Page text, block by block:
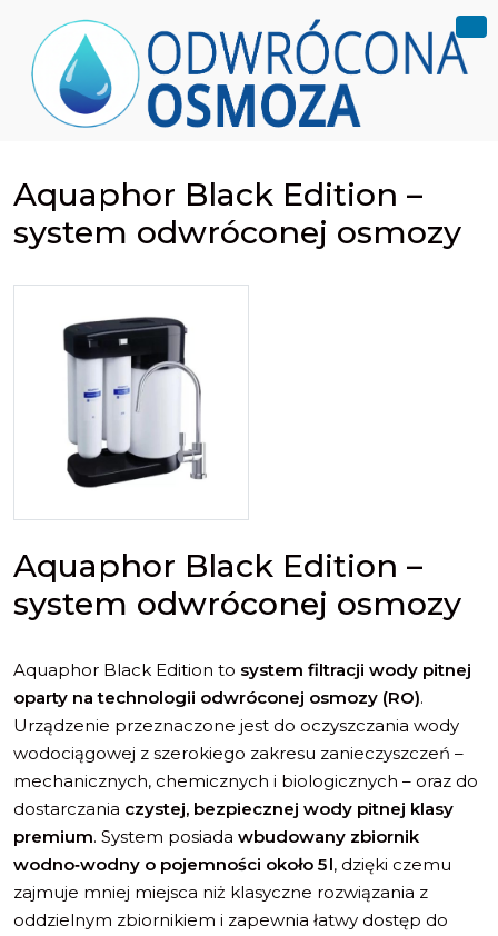
Aquaphor Black Edition –
system odwróconej osmozy
Aquaphor Black Edition –
system odwróconej osmozy
Aquaphor Black Edition to system filtracji wody pitnej
oparty na technologii odwróconej osmozy (RO).
Urządzenie przeznaczone jest do oczyszczania wody
wodociągowej z szerokiego zakresu zanieczyszczeń –
mechanicznych, chemicznych i biologicznych – oraz do
dostarczania czystej, bezpiecznej wody pitnej klasy
premium. System posiada wbudowany zbiornik
wodno‑wodny o pojemności około 5 l, dzięki czemu
zajmuje mniej miejsca niż klasyczne rozwiązania z
oddzielnym zbiornikiem i zapewnia łatwy dostęp do